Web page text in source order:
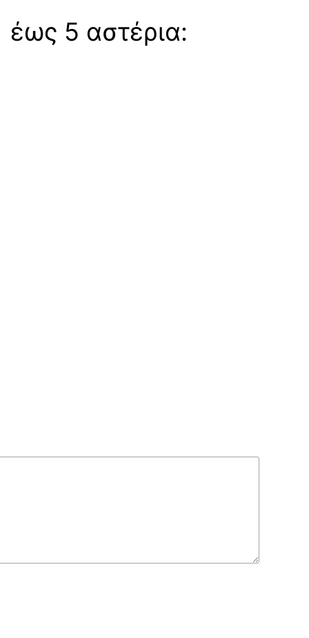
έως 5 αστέρια: